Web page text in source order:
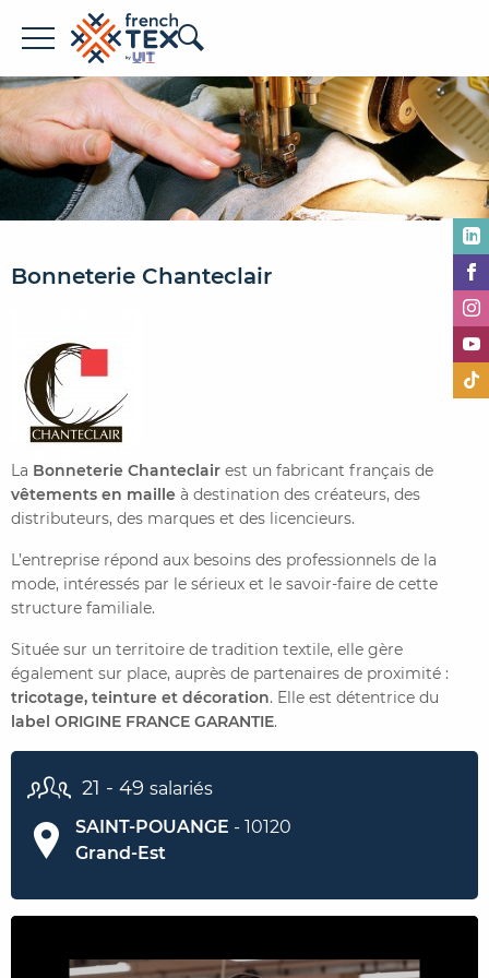
Offres d'emploi
Entreprises
Métiers
À propos de French TEX
Espace recruteur
Bonneterie Chanteclair
La Bonneterie Chanteclair est un fabricant français de
vêtements en maille à destination des créateurs, des
distributeurs, des marques et des licencieurs.
L’entreprise répond aux besoins des professionnels de la
mode, intéressés par le sérieux et le savoir-faire de cette
structure familiale.
Située sur un territoire de tradition textile, elle gère
également sur place, auprès de partenaires de proximité :
tricotage, teinture et décoration. Elle est détentrice du
label ORIGINE FRANCE GARANTIE.
21 - 49 salariés
SAINT-POUANGE - 10120
Grand-Est